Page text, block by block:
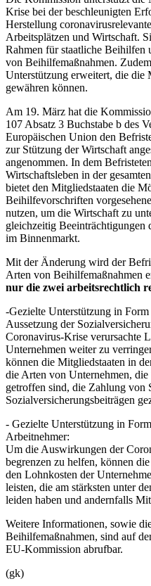
Krise bei der beschleunigten
Herstellung
Arbeitsplätzen und Wirtschaft.
Rahmen für staatliche Beihilfen
von Beihilfemaßnahmen.
Unterstützung erweitert, die die
gewähren können.
Am 19. März hat die
107 Absatz 3 Buchstabe b des
Europäischen Union den
zur Stützung der Wirtschaft
angenommen. In dem
Wirtschaftsleben in der
bietet den Mitgliedstaaten die
Beihilfevorschriften
nutzen, um die Wirtschaft zu
gleichzeitig Beeinträchtigungen
im Binnenmarkt.
Mit der Änderung wird der
Arten von Beihilfemaßnahmen
nur die zwei arbeitsrechtlich
-Gezielte Unterstützung in
Aussetzung der
Coronavirus-Krise verursachte
Unternehmen weiter zu
können die Mitgliedstaaten in
die Arten von Unternehmen,
getroffen sind, die Zahlung von
Sozialversicherungsbeiträgen
- Gezielte Unterstützung in
Arbeitnehmer:
Um die Auswirkungen der
begrenzen zu helfen, können
den Lohnkosten der
leisten, die am stärksten unter
leiden haben und andernfalls
Weitere Informationen, sowie
Beihilfemaßnahmen, sind auf
EU-Kommission abrufbar.
(gk)